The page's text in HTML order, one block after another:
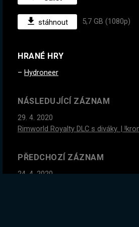
stáhnout 5,7 GB (1080p)
HRANÉ HRY
Hydroneer
NÁSLEDUJÍCÍ ZÁZNAM
29. 4. 2020
Rimworld Royalty DLC s diváky. |
PŘEDCHOZÍ ZÁZNAM
24. 4. 2020